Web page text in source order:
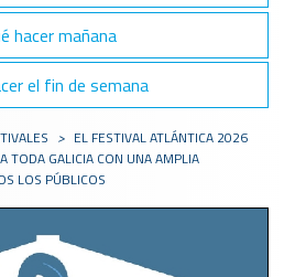
hacer mañana
el fin de semana
> EL FESTIVAL ATLÁNTICA 2026
TODA GALICIA CON UNA AMPLIA
LOS PÚBLICOS